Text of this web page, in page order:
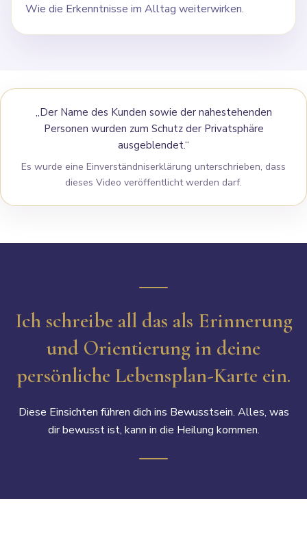
Wie die Erkenntnisse im Alltag weiterwirken.
„Der Name des Kunden sowie der nahestehenden
Personen wurden zum Schutz der Privatsphäre
ausgeblendet.“
Es wurde eine Einverständniserklärung unterschrieben, dass
dieses Video veröffentlicht werden darf.
Ich schreibe all das als Erinnerung
und Orientierung in deine
persönliche Lebensplan-Karte ein.
Diese Einsichten führen dich ins Bewusstsein. Alles, was
dir bewusst ist, kann in die Heilung kommen.